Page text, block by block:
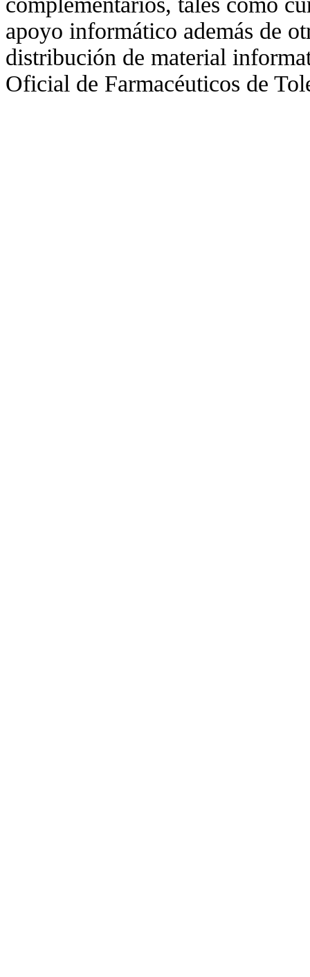
apoyo informático además de
distribución de material
Oficial de Farmacéuticos de